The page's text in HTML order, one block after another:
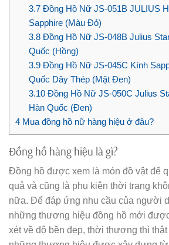
3.7Đồng Hồ Nữ JS-051B JULIUS
Sapphire (Màu Đỏ)
3.8Đồng Hồ Nữ JS-048B Julius
Quốc (Hồng)
3.9Đồng Hồ Nữ JS-045C Kính
Quốc Dây Thép (Mặt Đen)
3.10Đồng Hồ Nữ JS-050C Julius
Hàn Quốc (Đen)
4 Mua đồng hồ nữ hàng hiệu ở đâu?
Đồng hồ hàng hiệu là gì?
Đồng hồ được xem là món đồ vật để
quả và cũng là phụ kiện thời trang
nữa. Để đáp ứng nhu cầu của người
những thương hiệu đồng hồ mới
xét về độ bền đẹp, thời thượng thì